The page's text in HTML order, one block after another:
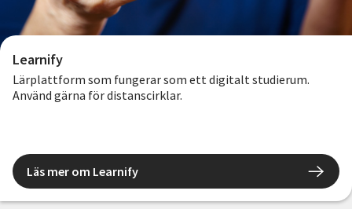
Learnify
Lärplattform som fungerar som ett digitalt studierum.
Använd gärna för distanscirklar.
Läs mer om Learnify